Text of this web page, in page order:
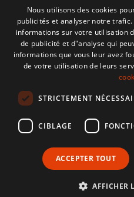
CONDITIONS
Développé par
Nous utilisons des cookies
publicités et analyser notre
informations sur votre utilisation
de publicité et d"analyse qui
informations que vous leur avez
de votre utilisation de leurs
STRICTEMENT
CIBLAGE
ACCEPTER TOUT
AFFICHER